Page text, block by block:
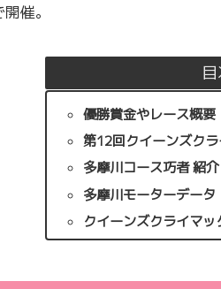
催。
優勝賞金やレース概要
第12回クイーンズク
多摩川コース巧者 紹介
多摩川モーターデータ
クイーンズクライマ